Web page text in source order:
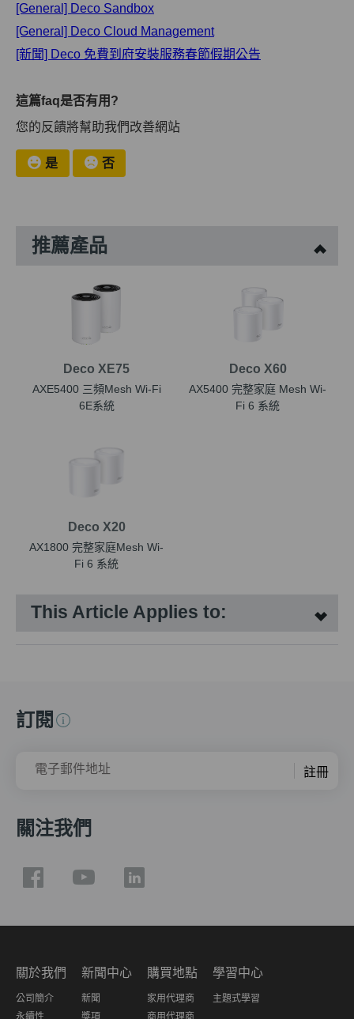
[General] Deco Sandbox
[General] Deco Cloud Management
[新聞] Deco 免費到府安裝服務春節假期公告
這篇faq是否有用?
您的反饋將幫助我們改善網站
是 否
推薦產品
Deco XE75
AXE5400 三頻Mesh Wi-Fi
6E系統
Deco X60
AX5400 完整家庭 Mesh Wi-
Fi 6 系統
Deco X20
AX1800 完整家庭Mesh Wi-
Fi 6 系統
This Article Applies to:
訂閱
電子郵件地址 註冊
關注我們
關於我們
公司簡介
永續性
新聞中心
新聞
獎項
購買地點
家用代理商
商用代理商
學習中心
主題式學習